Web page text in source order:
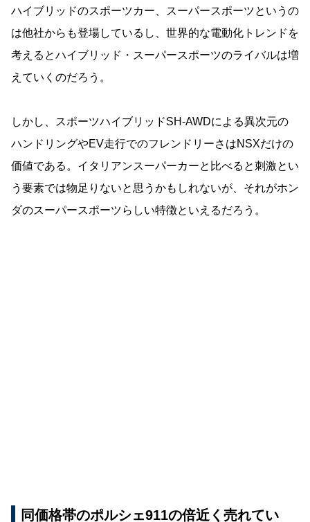
ハイブリッドのスポーツカー、スーパースポーツというの
は他社からも登場しているし、世界的な電動化トレンドを
考えるとハイブリッド・スーパースポーツのライバルは増
えていくのだろう。
しかし、スポーツハイブリッドSH-AWDによる異次元の
ハンドリングやEV走行でのフレンドリーさはNSXだけの
価値である。イタリアンスーパーカーと比べると刺激とい
う要素では物足りないと思うかもしれないが、それがホン
ダのスーパースポーツらしい特徴といえるだろう。
同価格帯のポルシェ911の倍近く売れてい